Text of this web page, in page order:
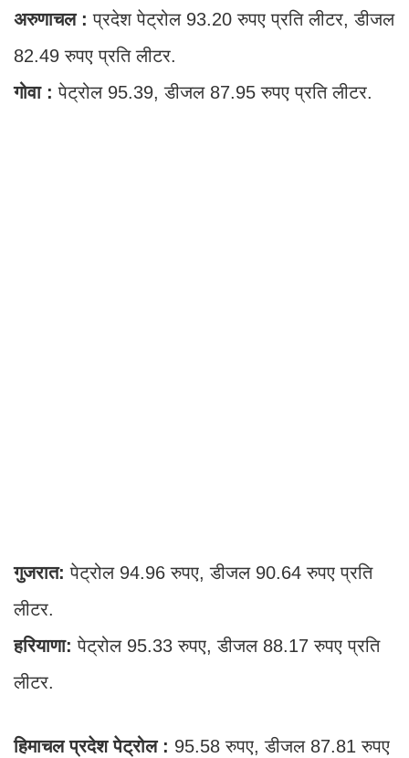
अरुणाचल :प्रदेश पेट्रोल 93.20 रुपए प्रति लीटर, डीजल
82.49 रुपए प्रति लीटर.
गोवा :पेट्रोल 95.39, डीजल 87.95 रुपए प्रति लीटर.
गुजरात: पेट्रोल 94.96 रुपए, डीजल 90.64 रुपए प्रति
लीटर.
हरियाणा: पेट्रोल 95.33 रुपए, डीजल 88.17 रुपए प्रति
लीटर.
हिमाचल प्रदेश पेट्रोल : 95.58 रुपए, डीजल 87.81 रुपए